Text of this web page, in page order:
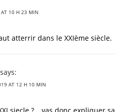
AT 10 H 23 MIN
atterrir dans le XXIème siècle.
says:
AT 12 H 10 MIN